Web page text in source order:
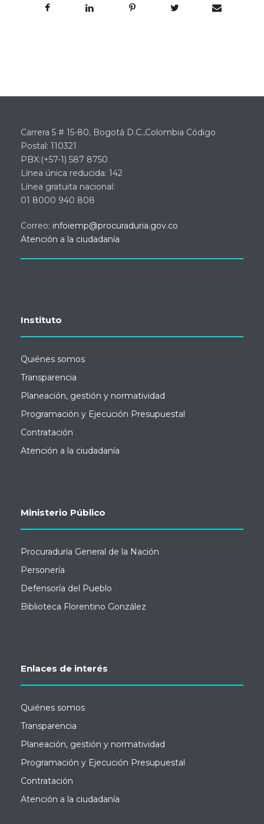
Carrera 5 # 15-80, Bogotá D.C.,Colombia Código
Postal: 110321
PBX:(+57-1) 587 8750
Línea única reducida: 142
Línea gratuita nacional:
01 8000 940 808
Correo: infoiemp@procuraduria.gov.co
Atención a la ciudadanía
Instituto
Quiénes somos
Transparencia
Planeación, gestión y normatividad
Programación y Ejecución Presupuestal
Contratación
Atención a la ciudadanía
Ministerio Público
Procuraduría General de la Nación
Personería
Defensoría del Pueblo
Biblioteca Florentino González
Enlaces de interés
Quiénes somos
Transparencia
Planeación, gestión y normatividad
Programación y Ejecución Presupuestal
Contratación
Atención a la ciudadanía